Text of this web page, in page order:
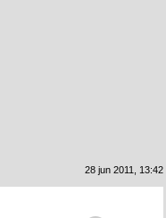
28 jun 2011, 13:42